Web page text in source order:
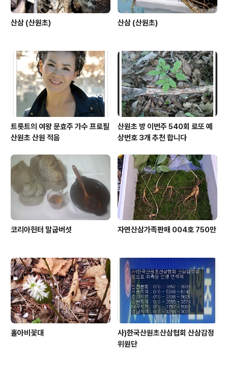
산삼 (산원초) 산삼 (산원초)
트롯트의 여왕 문효주 가수 프로필
산원초 산원 적음
산원초 방 이번주 540회 로또 예
상번호 3개 추천 합니다
코리아헌터 말굽버섯 자연산삼가족판매 004호 750만
홀아비꽃대
사)한국산원초산삼협회 산삼감정
위원단